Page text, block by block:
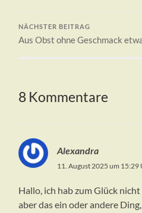
NÄCHSTER BEITRAG
Aus Obst ohne Geschmack
8 Kommentare
Alexandra
11. August 2025 um 15:29
Hallo, ich hab zum Glück
aber das ein oder andere